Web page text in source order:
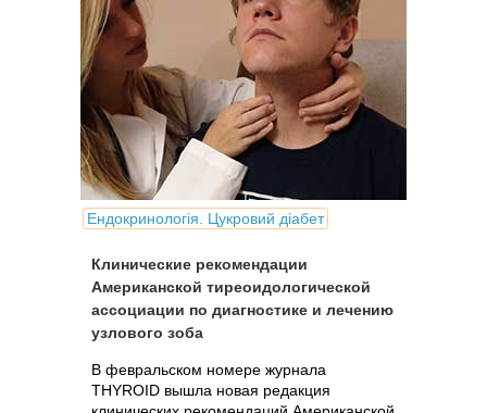
Ендокринологія. Цукровий діабет
Клинические рекомендации
Американской тиреоидологической
ассоциации по диагностике и лечению
узлового зоба
В февральском номере журнала
THYROID вышла новая редакция